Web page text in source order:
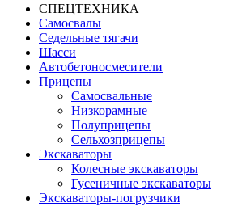
СПЕЦТЕХНИКА
Самосвалы
Седельные тягачи
Шасси
Автобетоно­смесители
Прицепы
Самосвальные
Низкорамные
Полуприцепы
Сельхозприцепы
Экскаваторы
Колесные экскаваторы
Гусеничные экскаваторы
Экскаваторы-погрузчики